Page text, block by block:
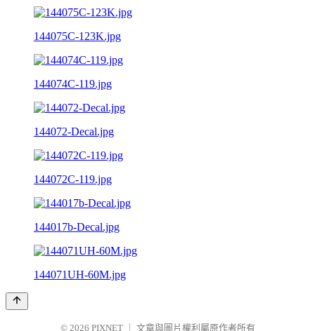
144075C-123K.jpg
144074C-119.jpg
144072-Decal.jpg
144072C-119.jpg
144017b-Decal.jpg
144071UH-60M.jpg
© 2026 PIXNET 文章與圖片權利屬原作者所有